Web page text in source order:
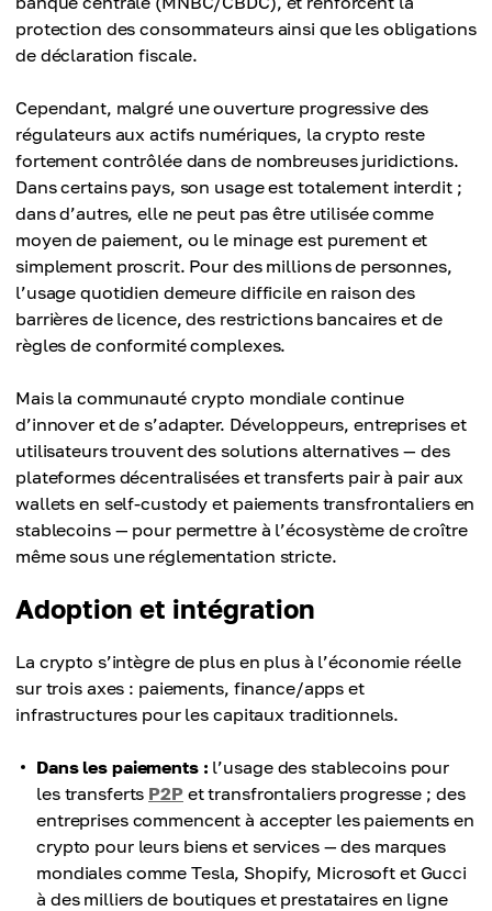
protection des consommateurs ainsi que les obligations
de déclaration fiscale.
Cependant, malgré une ouverture progressive des
régulateurs aux actifs numériques, la crypto reste
fortement contrôlée dans de nombreuses juridictions.
Dans certains pays, son usage est totalement interdit ;
dans d’autres, elle ne peut pas être utilisée comme
moyen de paiement, ou le minage est purement et
simplement proscrit. Pour des millions de personnes,
l’usage quotidien demeure difficile en raison des
barrières de licence, des restrictions bancaires et de
règles de conformité complexes.
Mais la communauté crypto mondiale continue
d’innover et de s’adapter. Développeurs, entreprises et
utilisateurs trouvent des solutions alternatives — des
plateformes décentralisées et transferts pair à pair aux
wallets en self-custody et paiements transfrontaliers en
stablecoins — pour permettre à l’écosystème de croître
même sous une réglementation stricte.
Adoption et intégration
La crypto s’intègre de plus en plus à l’économie réelle
sur trois axes : paiements, finance/apps et
infrastructures pour les capitaux traditionnels.
Dans les paiements : l’usage des stablecoins pour
les transferts P2Pet transfrontaliers progresse ; des
entreprises commencent à accepter les paiements en
crypto pour leurs biens et services — des marques
mondiales comme Tesla, Shopify, Microsoft et Gucci
à des milliers de boutiques et prestataires en ligne